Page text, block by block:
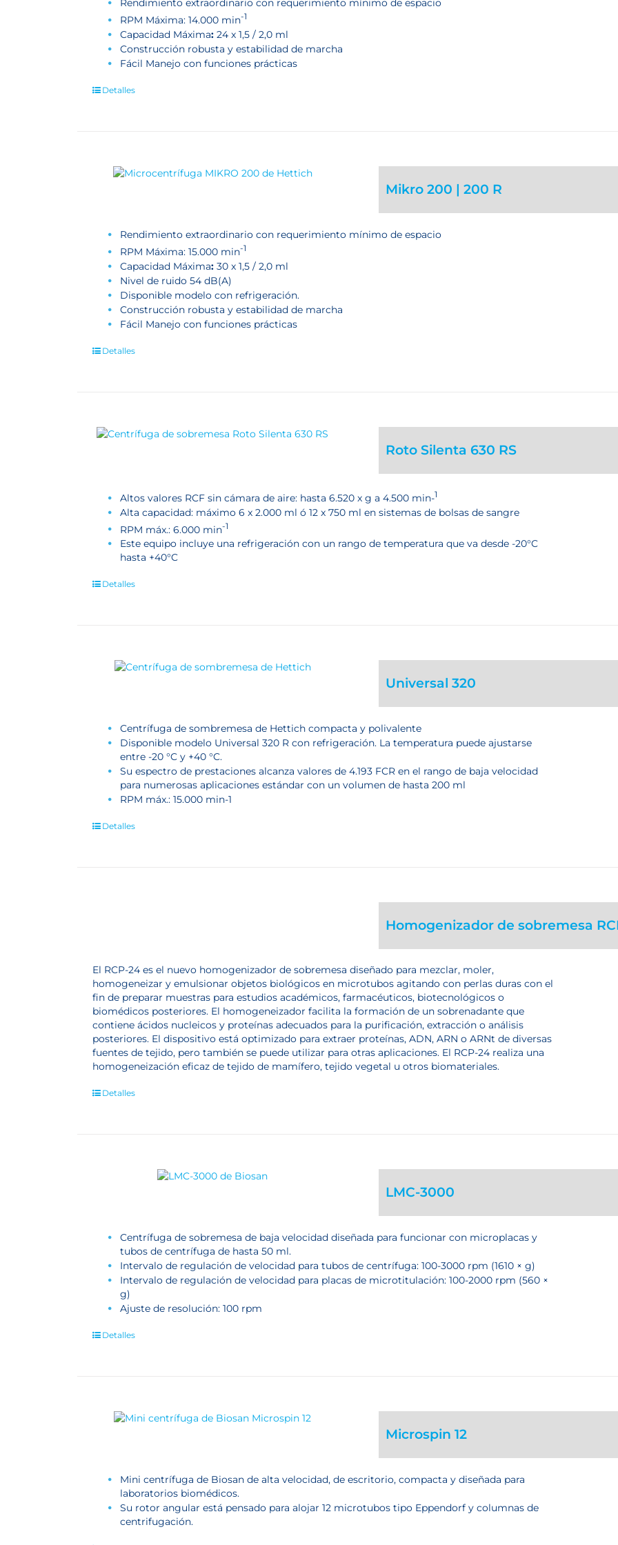
Rendimiento extraordinario con requerimiento mínimo de espacio
RPM Máxima: 14.000 min-1
Capacidad Máxima: 24 x 1,5 / 2,0 ml
Construcción robusta y estabilidad de marcha
Fácil Manejo con funciones prácticas
Detalles
Mikro 200 | 200 R
Rendimiento extraordinario con requerimiento mínimo de espacio
RPM Máxima: 15.000 min-1
Capacidad Máxima: 30 x 1,5 / 2,0 ml
Nivel de ruido 54 dB(A)
Disponible modelo con refrigeración.
Construcción robusta y estabilidad de marcha
Fácil Manejo con funciones prácticas
Detalles
Roto Silenta 630 RS
Altos valores RCF sin cámara de aire: hasta 6.520 x g a 4.500 min-1
Alta capacidad: máximo 6 x 2.000 ml ó 12 x 750 ml en sistemas de bolsas de sangre
RPM máx.: 6.000 min-1
Este equipo incluye una refrigeración con un rango de temperatura que va desde -20°C
hasta +40°C
Detalles
Universal 320
Centrífuga de sombremesa de Hettich compacta y polivalente
Disponible modelo Universal 320 R con refrigeración. La temperatura puede ajustarse
entre -20 °C y +40 °C.
Su espectro de prestaciones alcanza valores de 4.193 FCR en el rango de baja velocidad
para numerosas aplicaciones estándar con un volumen de hasta 200 ml
RPM máx.: 15.000 min-1
Detalles
Homogenizador de sobremesa
El RCP-24 es el nuevo homogenizador de sobremesa diseñado para mezclar, moler,
homogeneizar y emulsionar objetos biológicos en microtubos agitando con perlas duras con el
fin de preparar muestras para estudios académicos, farmacéuticos, biotecnológicos o
biomédicos posteriores. El homogeneizador facilita la formación de un sobrenadante que
contiene ácidos nucleicos y proteínas adecuados para la purificación, extracción o análisis
posteriores. El dispositivo está optimizado para extraer proteínas, ADN, ARN o ARNt de diversas
fuentes de tejido, pero también se puede utilizar para otras aplicaciones. El RCP-24 realiza una
homogeneización eficaz de tejido de mamífero, tejido vegetal u otros biomateriales.
Detalles
LMC-3000
Centrífuga de sobremesa de baja velocidad diseñada para funcionar con microplacas y
tubos de centrífuga de hasta 50 ml.
Intervalo de regulación de velocidad para tubos de centrífuga: 100-3000 rpm (1610 × g)
Intervalo de regulación de velocidad para placas de microtitulación: 100-2000 rpm (560 ×
g)
Ajuste de resolución: 100 rpm
Detalles
Microspin 12
Mini centrífuga de Biosan de alta velocidad, de escritorio, compacta y diseñada para
laboratorios biomédicos.
Su rotor angular está pensado para alojar 12 microtubos tipo Eppendorf y columnas de
centrifugación.